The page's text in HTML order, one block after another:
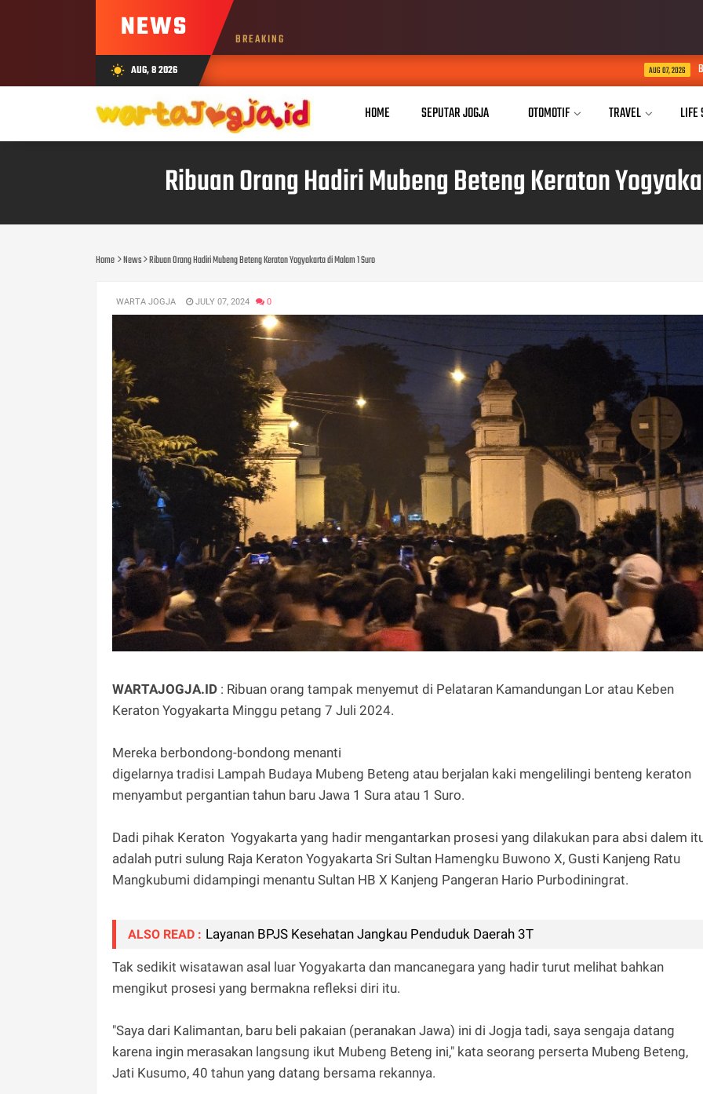
NEWS BREAKING
wb_sunny AUG, 8 2026 Buka Akses Pendidikan
HOME SEPUTAR JOGJA OTOMOTIF TRAVEL LIFE
Ribuan Orang Hadiri Mubeng Beteng Keraton
Home News Ribuan Orang Hadiri Mubeng Beteng Keraton Yogyakarta di Malam 1 Suro
WARTA JOGJA JULY 07, 2024 0
WARTAJOGJA.ID : Ribuan orang tampak menyemut di Pelataran Kamandungan Lor atau Keben
Keraton Yogyakarta Minggu petang 7 Juli 2024.
Mereka berbondong-bondong menanti
digelarnya tradisi Lampah Budaya Mubeng Beteng atau berjalan kaki mengelilingi benteng keraton
menyambut pergantian tahun baru Jawa 1 Sura atau 1 Suro.
Dadi pihak Keraton Yogyakarta yang hadir mengantarkan prosesi yang dilakukan para absi dalem
adalah putri sulung Raja Keraton Yogyakarta Sri Sultan Hamengku Buwono X, Gusti Kanjeng Ratu
Mangkubumi didampingi menantu Sultan HB X Kanjeng Pangeran Hario Purbodiningrat.
ALSO READ : Layanan BPJS Kesehatan Jangkau Penduduk Daerah 3T
Tak sedikit wisatawan asal luar Yogyakarta dan mancanegara yang hadir turut melihat bahkan
mengikut prosesi yang bermakna refleksi diri itu.
"Saya dari Kalimantan, baru beli pakaian (peranakan Jawa) ini di Jogja tadi, saya sengaja datang
karena ingin merasakan langsung ikut Mubeng Beteng ini," kata seorang perserta Mubeng Beteng,
Jati Kusumo, 40 tahun yang datang bersama rekannya.